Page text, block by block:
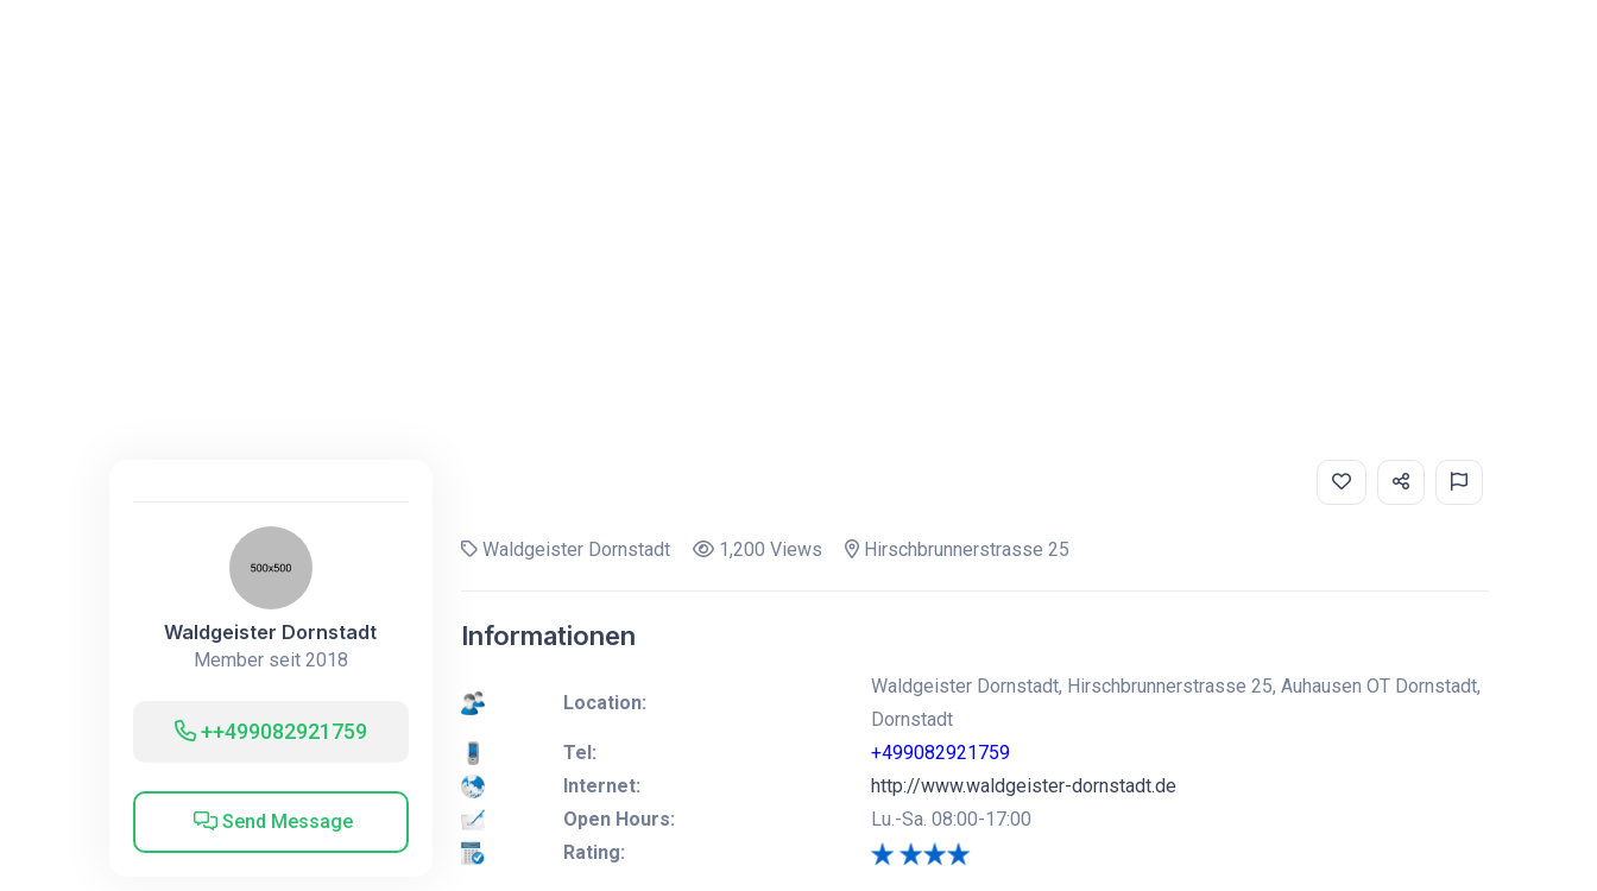
Waldgeister Dornstadt
Member seit 2018
++499082921759
Send Message
Waldgeister Dornstadt 1,200 Views Hirschbrunnerstrasse 25
Informationen
Location:
Waldgeister Dornstadt, Hirschbrunnerstrasse 25, Auhausen OT Dornstadt,
Dornstadt
Tel:
+499082921759
Internet:
http://www.waldgeister-dornstadt.de
Open Hours:
Lu.-Sa. 08:00-17:00
Rating: